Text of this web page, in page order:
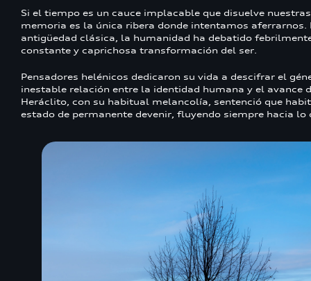
Si el tiempo es un cauce implacable que disuelve
memoria es la única ribera donde intentamos aferrarnos.
antigüedad clásica, la humanidad ha debatido
constante y caprichosa transformación del ser.
Pensadores helénicos dedicaron su vida a descifrar el
inestable relación entre la identidad humana y el avance
Heráclito, con su habitual melancolía, sentenció que
estado de permanente devenir, fluyendo siempre hacia lo